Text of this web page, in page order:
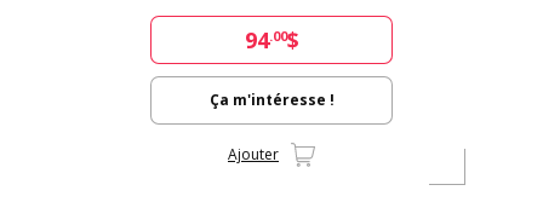
94.00$
Ça m'intéresse !
Ajouter